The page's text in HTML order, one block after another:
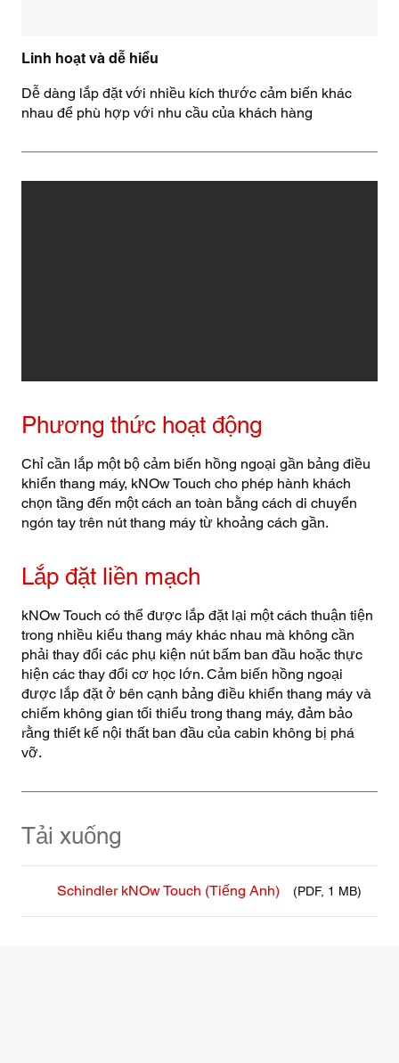
Linh hoạt và dễ hiểu
Dễ dàng lắp đặt với nhiều kích thước cảm biến khác
nhau để phù hợp với nhu cầu của khách hàng
Phương thức hoạt động
Chỉ cần lắp một bộ cảm biến hồng ngoại gần bảng điều
khiển thang máy, kNOw Touch cho phép hành khách
chọn tầng đến một cách an toàn bằng cách di chuyển
ngón tay trên nút thang máy từ khoảng cách gần.
Lắp đặt liền mạch
kNOw Touch có thể được lắp đặt lại một cách thuận tiện
trong nhiều kiểu thang máy khác nhau mà không cần
phải thay đổi các phụ kiện nút bấm ban đầu hoặc thực
hiện các thay đổi cơ học lớn. Cảm biến hồng ngoại
được lắp đặt ở bên cạnh bảng điều khiển thang máy và
chiếm không gian tối thiểu trong thang máy, đảm bảo
rằng thiết kế nội thất ban đầu của cabin không bị phá
vỡ.
Tải xuống
Schindler kNOw Touch (Tiếng Anh) (PDF, 1 MB)